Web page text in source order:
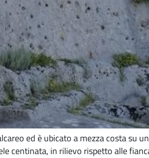
ed è ubicato a mezza costa su
centinata, in rilievo rispetto alle